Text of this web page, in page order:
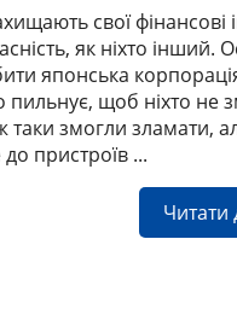
свої фінансові
як ніхто інший.
японська
щоб ніхто не
таки змогли зламати,
пристроїв ...
Читати